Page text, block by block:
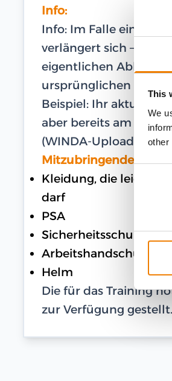
This
We
other
Info:
Info: Im Falle eines
verlängert sich – im
eigentlichen
ursprünglichen
Beispiel: Ihr aktuelles
aber bereits am
(WINDA-Upload) bis
Mitzubringende
Kleidung, die leichte
darf
PSA
Sicherheitsschuhe
Arbeitshandschuhe
Helm
Die für das Training
zur Verfügung gestellt.